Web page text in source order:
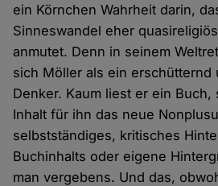
ein Körnchen Wahrheit darin,
Sinneswandel eher
anmutet. Denn in seinem
sich Möller als ein erschütternd
Denker. Kaum liest er ein Buch,
Inhalt für ihn das neue
selbstständiges, kritisches
Buchinhalts oder eigene
man vergebens. Und das,